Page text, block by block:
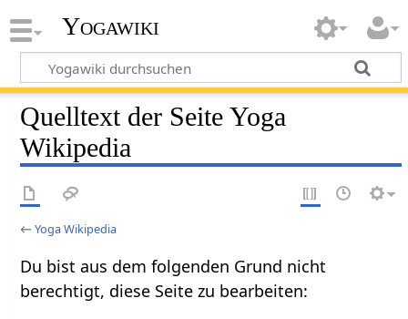
Yogawiki
Quelltext der Seite Yoga
Wikipedia
←Yoga Wikipedia
Du bist aus dem folgenden Grund nicht
berechtigt, diese Seite zu bearbeiten: